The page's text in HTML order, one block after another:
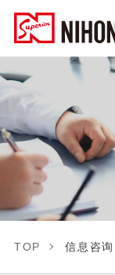
TOP 信息咨询